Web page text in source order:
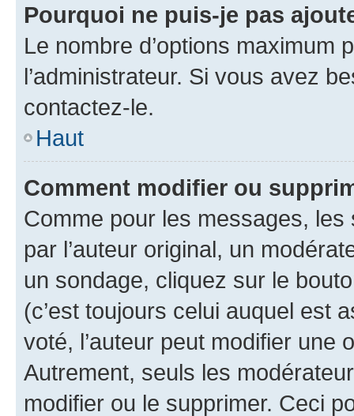
Pourquoi ne puis-je pas
Le nombre d’options maximum
l’administrateur. Si vous avez
contactez-le.
Haut
Comment modifier ou
Comme pour les messages,
par l’auteur original, un
un sondage, cliquez sur le
(c’est toujours celui auquel est
voté, l’auteur peut modifier une
Autrement, seuls les
modifier ou le supprimer. Ceci